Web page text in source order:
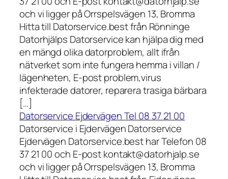
och vi ligger på Orrspelsvägen 13, Bromma
Hitta till Datorservice.best från Rönninge
Datorhjälps Datorservice kan hjälpa dig med
en mängd olika datorproblem, allt ifrån
nätverket som inte fungera hemma i villan /
lägenheten, E-post problem,virus
infekterade datorer, reparera trasiga bärbara
[…]
Datorservice Ejdervägen Tel 08 37 21 00
Datorservice i Ejdervägen Datorservice
Ejdervägen Datorservice.best har Telefon 08
37 21 00 och E-post kontakt@datorhjalp.se
och vi ligger på Orrspelsvägen 13, Bromma